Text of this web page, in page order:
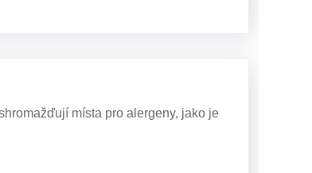
místa pro alergeny, jako je